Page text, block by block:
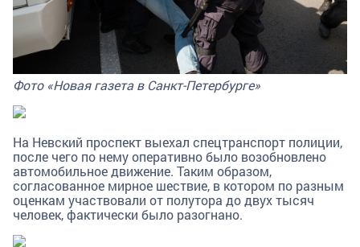
Фото «Новая газета в Санкт-Петербурге»
На Невский проспект выехал спецтранспорт полиции,
после чего по нему оперативно было возобновлено
автомобильное движение. Таким образом,
согласованное мирное шествие, в котором по разным
оценкам участвовали от полутора до двух тысяч
человек, фактически было разогнано.